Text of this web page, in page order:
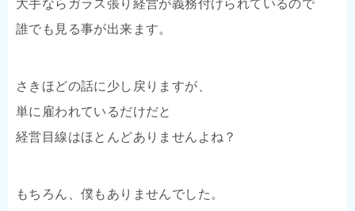
大手ならガラス張り経営が義務付けられているので
誰でも見る事が出来ます。
さきほどの話に少し戻りますが、
単に雇われているだけだと
経営目線はほとんどありませんよね？
もちろん、僕もありませんでした。